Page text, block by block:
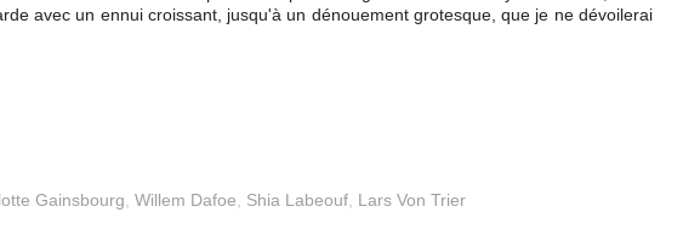
avec un ennui croissant, jusqu'à un dénouement grotesque, que je ne dévoilerai
Gainsbourg Willem Dafoe Shia Labeouf Lars Von Trier